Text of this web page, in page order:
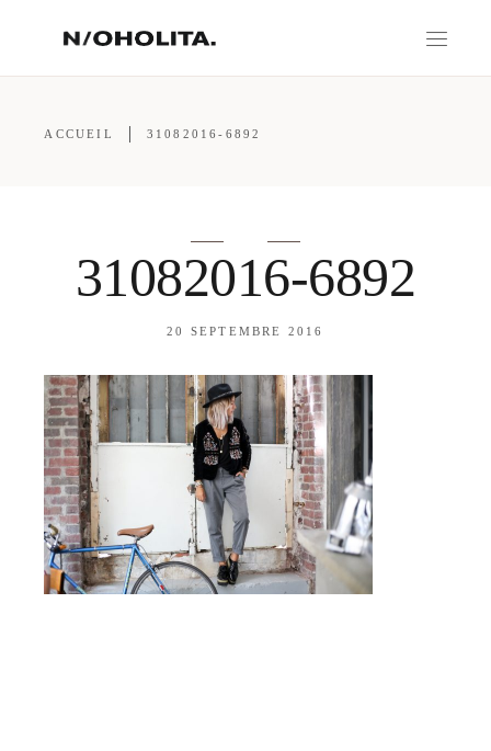
ACCUEIL 31082016-6892
31082016-6892
20 SEPTEMBRE 2016